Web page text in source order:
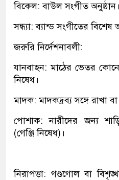
বিকেল: বাউল সংগীত অনুষ্ঠান।
সন্ধ্যা: ব্যান্ড সংগীতের
জরুরি নির্দেশনাবলী:
যানবাহন: মাঠের ভেতর
নিষেধ।
মাদক: মাদকদ্রব্য সঙ্গে রাখা
পোশাক: নারীদের জন্য
(গেঞ্জি নিষেধ)।
নিরাপত্তা: গণ্ডগোল বা